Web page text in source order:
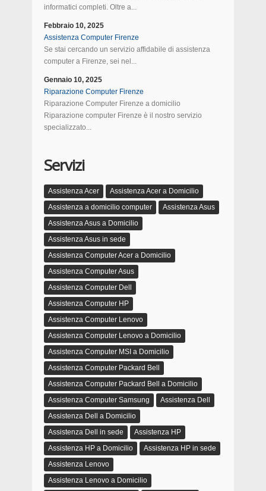
informatici completi. Oltre a...
Febbraio 10, 2025
Assistenza Computer Firenze
Se stai cercando un servizio affidabile di assistenza
computer a Firenze, sei nel...
Gennaio 10, 2025
Riparazione Computer Firenze
Riparazione Computer Firenze a domicilio
Riparazione computer Firenze è il nostro servizio
specializzato...
Servizi
Assistenza Acer
Assistenza Acer a Domicilio
Assistenza a domicilio computer
Assistenza Asus
Assistenza Asus a Domicilio
Assistenza Asus in sede
Assistenza Computer Acer a Domicilio
Assistenza Computer Asus
Assistenza Computer Dell
Assistenza Computer HP
Assistenza Computer Lenovo
Assistenza Computer Lenovo a Domicilio
Assistenza Computer MSI a Domicilio
Assistenza Computer Packard Bell
Assistenza Computer Packard Bell a Domicilio
Assistenza Computer Samsung
Assistenza Dell
Assistenza Dell a Domicilio
Assistenza Dell in sede
Assistenza HP
Assistenza HP a Domicilio
Assistenza HP in sede
Assistenza Lenovo
Assistenza Lenovo a Domicilio